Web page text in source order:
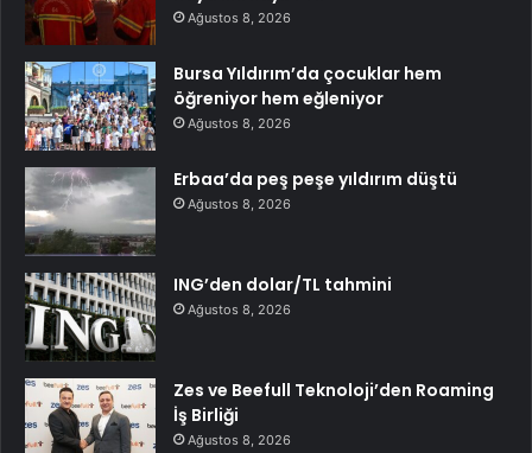
Ağustos 8, 2026
Bursa Yıldırım’da çocuklar hem
öğreniyor hem eğleniyor
Ağustos 8, 2026
Erbaa’da peş peşe yıldırım düştü
Ağustos 8, 2026
ING’den dolar/TL tahmini
Ağustos 8, 2026
Zes ve Beefull Teknoloji’den Roaming
İş Birliği
Ağustos 8, 2026